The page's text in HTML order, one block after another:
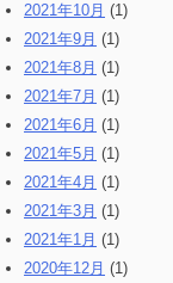
2021年10月 (1)
2021年9月 (1)
2021年8月 (1)
2021年7月 (1)
2021年6月 (1)
2021年5月 (1)
2021年4月 (1)
2021年3月 (1)
2021年1月 (1)
2020年12月 (1)